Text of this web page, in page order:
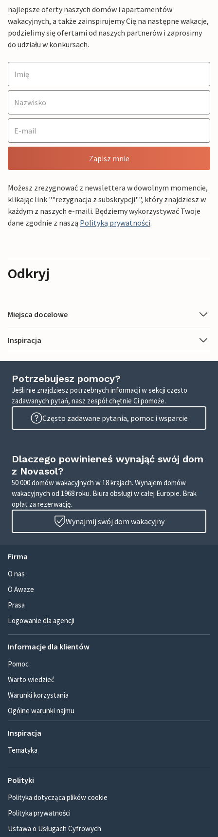
najlepsze oferty naszych domów i apartamentów
wakacyjnych, a także zainspirujemy Cię na następne wakacje,
podzielimy się ofertami od naszych partnerów i zaprosimy
do udziału w konkursach.
Zapisz mnie
Możesz zrezygnować z newslettera w dowolnym momencie,
klikając link ""rezygnacja z subskrypcji"", który znajdziesz w
każdym z naszych e-maili. Będziemy wykorzystywać Twoje
dane zgodnie z naszą Polityką prywatności.
Odkryj
Miejsca docelowe
Inspiracja
Potrzebujesz pomocy?
Jeśli nie znajdziesz potrzebnych informacji w sekcji często
zadawanych pytań, nasz zespół chętnie Ci pomoże.
Często zadawane pytania, pomoc i wsparcie
Dlaczego powinieneś wynająć swój dom
z Novasol?
50 000 domów wakacyjnych w 18 krajach. Wynajem domów
wakacyjnych od 1968 roku. Biura obsługi w całej Europie. Brak
opłat za rezerwację.
Wynajmij swój dom wakacyjny
Firma
O nas
O Awaze
Prasa
Logowanie dla agencji
Informacje dla klientów
Pomoc
Warto wiedzieć
Warunki korzystania
Ogólne warunki najmu
Inspiracja
Tematyka
Polityki
Polityka dotycząca plików cookie
Polityka prywatności
Ustawa o Usługach Cyfrowych